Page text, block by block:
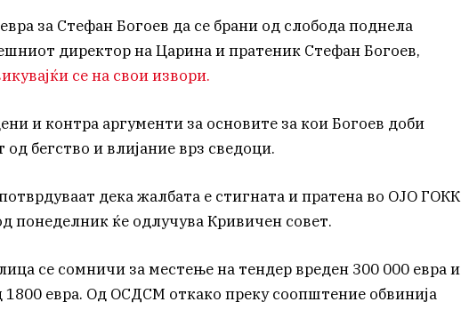
за Стефан Богоев да се брани од слобода поднела
директор на Царина и пратеник Стефан Богоев,
се на свои извори.
и контра аргументи за основите за кои Богоев доби
од бегство и влијание врз сведоци.
дека жалбата е стигната и пратена во ОЈО ГОКК
понеделник ќе одлучува Кривичен совет.
се сомничи за местење на тендер вреден 300 000 евра и
евра. Од ОСДСМ откако преку соопштение обвинија